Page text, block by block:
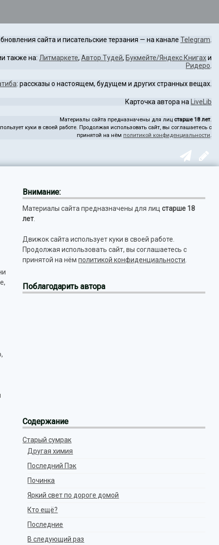
сайта и писательские терзания — на канале Telegram
также на: Литмаркете, Автор.Тудей, Букмейте/Яндекс.Книгахи
Ридеро
: рассказы о настоящем, будущем и других странных вещах.
Карточка автора на LiveLib
Материалы сайта предназначены для лиц старше 18 лет.
куки в своей работе. Продолжая использовать сайт, вы соглашаетесь с
принятой на нём политикой конфиденциальности.
Внимание:
Материалы сайта предназначены для лицстарше 18
лет
Движок сайта использует куки в своей работе.
Продолжая использовать сайт, вы соглашаетесь с
принятой на нёмполитикой конфиденциальности
Поблагодарить автора
Содержание
Старый сумрак
Другая химия
Последний Пэк
Починка
Яркий свет по дороге домой
Кто ещё?
Последние
В следующий раз